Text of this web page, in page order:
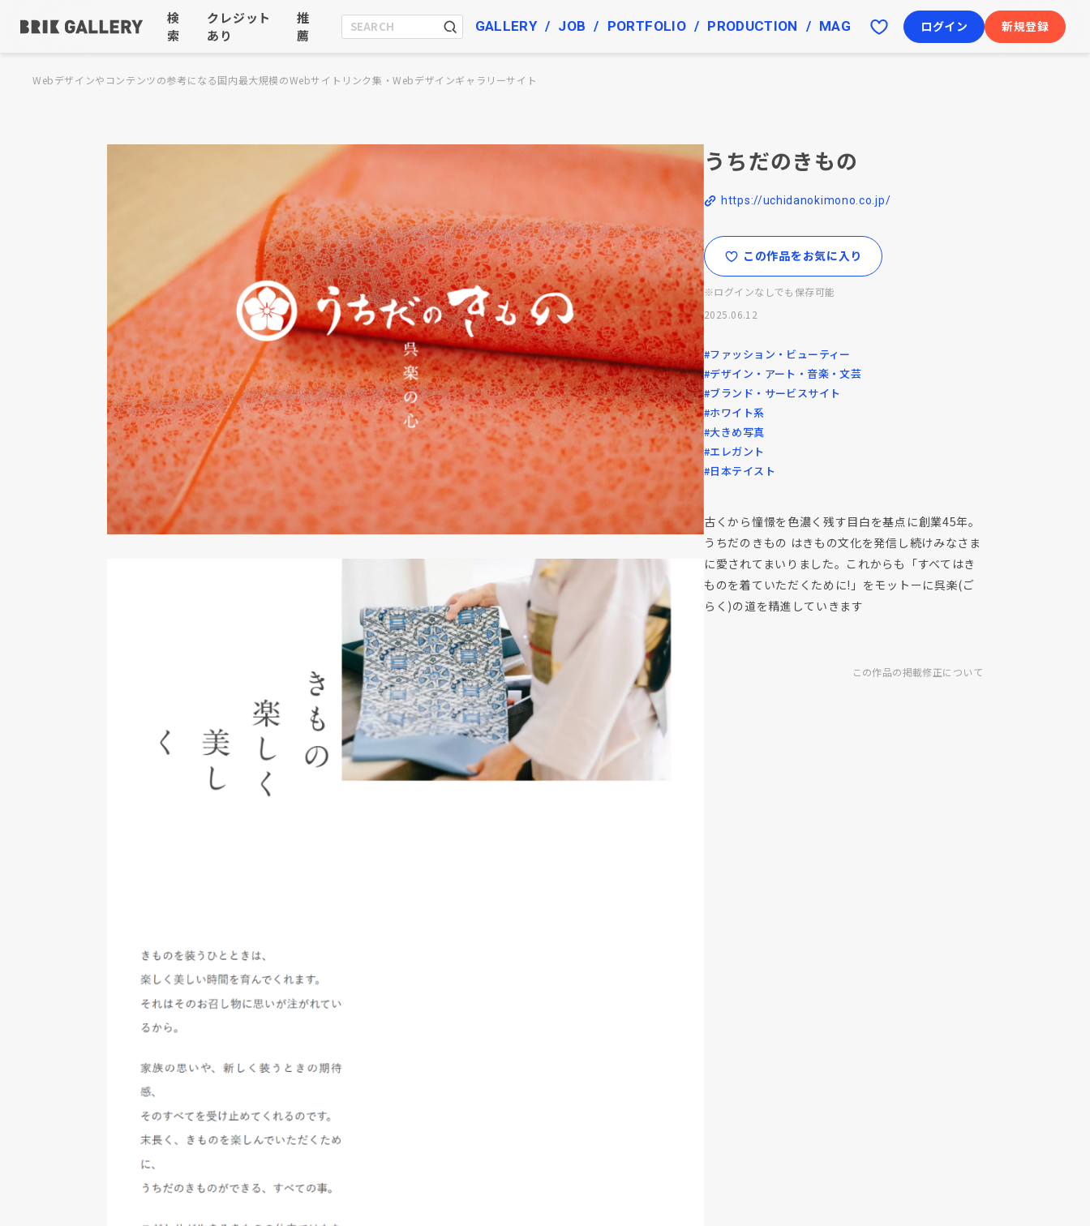
検
索
クレジット
あり
推
薦
GALLERY JOB PORTFOLIO PRODUCTION MAG ログイン 新規登録
Webデザインやコンテンツの参考になる国内最大規模のWebサイトリンク集・Webデザインギャラリーサイト
うちだのきもの
https://uchidanokimono.co.jp/
この作品をお気に入り
※ログインなしでも保存可能
2025.06.12
#ファッション・ビューティー
#デザイン・アート・音楽・文芸
#ブランド・サービスサイト
#ホワイト系
#大きめ写真
#エレガント
#日本テイスト
古くから憧憬を色濃く残す目白を基点に創業45年。
うちだのきもの はきもの文化を発信し続けみなさま
に愛されてまいりました。これからも「すべてはき
ものを着ていただくために!」をモットーに呉楽(ご
らく)の道を精進していきます
この作品の掲載修正について